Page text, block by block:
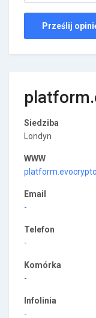
Siedziba
Londyn
WWW
Email
-
Telefon
-
Komórka
-
Infolinia
-